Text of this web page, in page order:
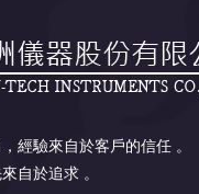
經驗來自於客戶的信任 。
自於追求 。